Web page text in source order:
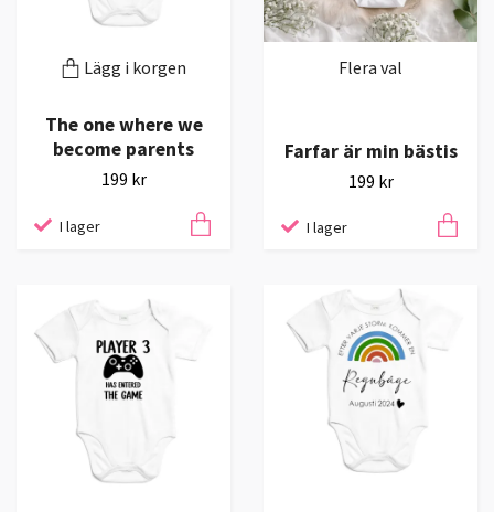
Lägg i korgen
The one where we
become parents
199 kr
I lager
Flera val
Farfar är min bästis
199 kr
I lager